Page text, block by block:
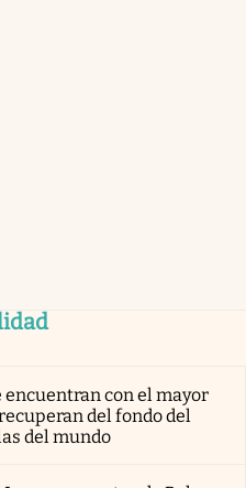
encuentran con el mayor
del fondo del
del mundo